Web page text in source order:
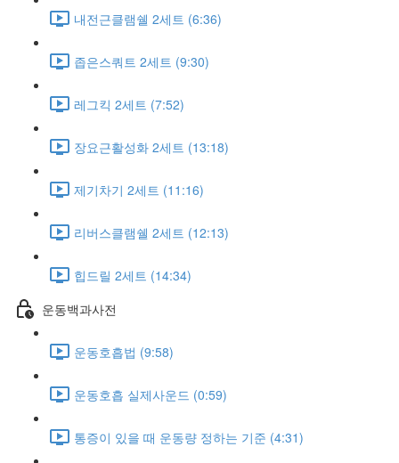
내전근클램쉘 2세트 (6:36)
좁은스쿼트 2세트 (9:30)
레그킥 2세트 (7:52)
장요근활성화 2세트 (13:18)
제기차기 2세트 (11:16)
리버스클램쉘 2세트 (12:13)
힙드릴 2세트 (14:34)
운동백과사전
운동호흡법 (9:58)
운동호흡 실제사운드 (0:59)
통증이 있을 때 운동량 정하는 기준 (4:31)